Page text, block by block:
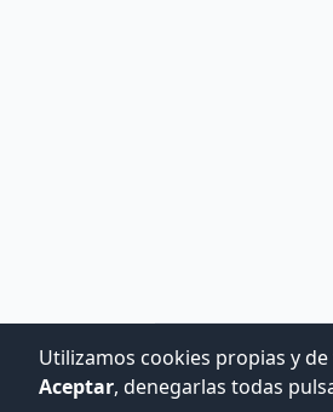
Utilizamos cookies propias y
Aceptar, denegarlas todas